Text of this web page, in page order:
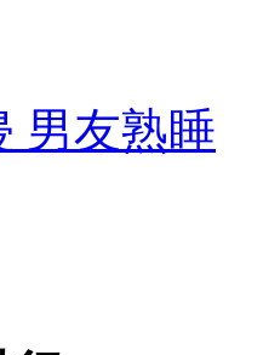
男友熟睡